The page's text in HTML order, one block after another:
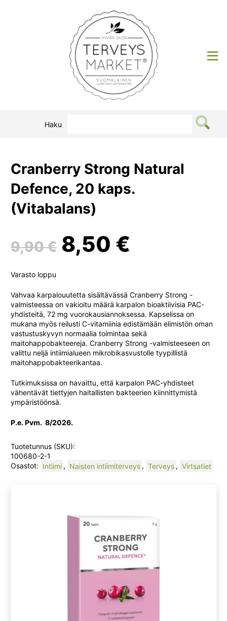
Terveysmarket
Haku
Cranberry Strong Natural
Defence, 20 kaps.
(Vitabalans)
9,90€ Alkuperäinen
oli:
9,90 €.
8,50 €
on:
8,50 €.
Varasto loppu
Vahvaa karpalouutetta sisältävässä Cranberry Strong -
valmisteessa on vakioitu määrä karpalon bioaktiivisia PAC-
yhdisteitä, 72 mg vuorokausiannoksessa. Kapselissa on
mukana myös reilusti C-vitamiinia edistämään elimistön oman
vastustuskyvyn normaalia toimintaa sekä
maitohappobakteereja. Cranberry Strong -valmisteeseen on
valittu neljä intiimialueen mikrobikasvustolle tyypillistä
maitohappobakteerikantaa.
Tutkimuksissa on havaittu, että karpalon PAC-yhdisteet
vähentävät tiettyjen haitallisten bakteerien kiinnittymistä
ympäristöönsä.
P.e. Pvm. 8/2026.
Tuotetunnus (SKU):
100680-2-1
Osastot: Intiimi , Naisten intiimiterveys , Terveys , Virtsatiet